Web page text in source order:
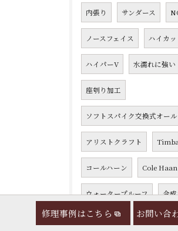
内張り サンダース
ノースフェイス ハイカ
ハイパーV 水濡れに強い
座刳り加工
ソフトスパイク交換式オー
アリストクラフト
コールハーン Cole Haan
ウォータープルーフ 合
574 DOLOMITE ド
修理事例はこちら お問い合